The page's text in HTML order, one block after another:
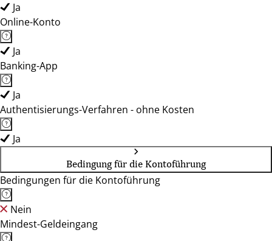
Ja
Online-Konto
Ja
Banking-App
Ja
Authentisierungs-Verfahren - ohne Kosten
Ja
Bedingung für die Kontoführung
Bedingungen für die Kontoführung
Nein
Mindest-Geldeingang